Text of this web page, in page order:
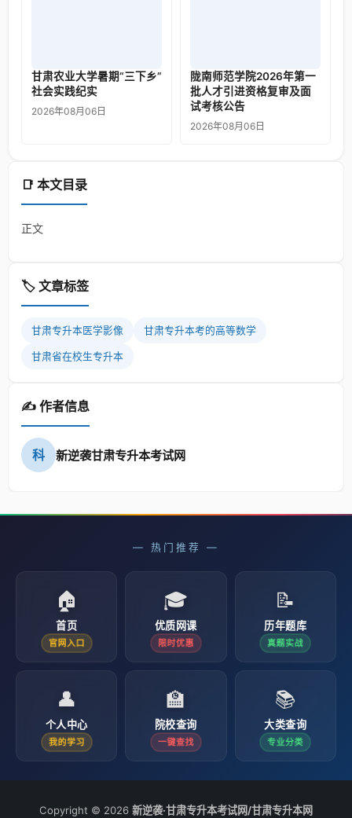
📑 本文目录
正文
🏷️ 文章标签
甘肃专升本医学影像 甘肃专升本考的高等数学
甘肃省在校生专升本
✍️ 作者信息
科 新逆袭甘肃专升本考试网
甘肃农业大学暑期“三下乡”
社会实践纪实
2026年08月06日
陇南师范学院2026年第一
批人才引进资格复审及面
试考核公告
2026年08月06日
— 热门推荐 —
🏠
首页
官网入口
🎓
优质网课
限时优惠
📝
历年题库
真题实战
👤
个人中心
我的学习
🏫
院校查询
一键查找
📚
大类查询
专业分类
Copyright © 2026 新逆袭·甘肃专升本考试网/甘肃专升本网